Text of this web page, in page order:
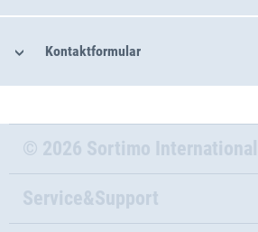
Kontaktformular
© 2026 Sortimo International
Service&Support